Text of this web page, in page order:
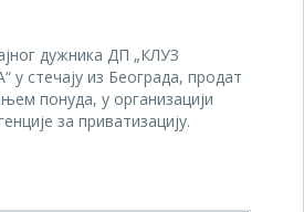
дужника ДП „КЛУЗ
стечају из Београда, продат
понуда, у организацији
за приватизацију.